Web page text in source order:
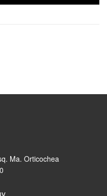
Ma. Orticochea